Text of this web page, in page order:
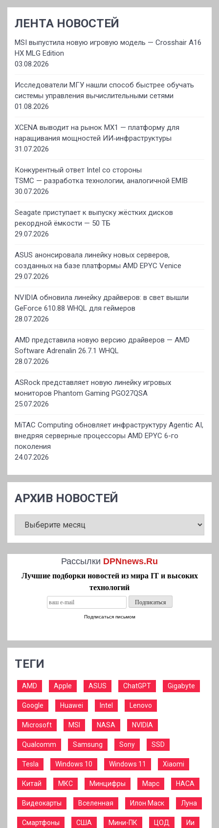
ЛЕНТА НОВОСТЕЙ
MSI выпустила новую игровую модель — Crosshair A16
HX MLG Edition
03.08.2026
Исследователи МГУ нашли способ быстрее обучать
системы управления вычислительными сетями
01.08.2026
XCENA выводит на рынок MX1 — платформу для
наращивания мощностей ИИ‑инфраструктуры
31.07.2026
Конкурентный ответ Intel со стороны
TSMC — разработка технологии, аналогичной EMIB
30.07.2026
Seagate приступает к выпуску жёстких дисков
рекордной ёмкости — 50 ТБ
29.07.2026
ASUS анонсировала линейку новых серверов,
созданных на базе платформы AMD EPYC Venice
29.07.2026
NVIDIA обновила линейку драйверов: в свет вышли
GeForce 610.88 WHQL для геймеров
28.07.2026
AMD представила новую версию драйверов — AMD
Software Adrenalin 26.7.1 WHQL
28.07.2026
ASRock представляет новую линейку игровых
мониторов Phantom Gaming PGO27QSA
25.07.2026
MiTAC Computing обновляет инфраструктуру Agentic AI,
внедряя серверные процессоры AMD EPYC 6-го
поколения
24.07.2026
АРХИВ НОВОСТЕЙ
НОВОСТЕЙ
Рассылки DPNnews.Ru
Лучшие подборки новостей из мира IT и высоких
технологий
Подписаться письмом
ТЕГИ
AMD Apple ASUS ChatGPT Gigabyte
Google Huawei Intel Lenovo
Microsoft MSI NASA NVIDIA
Qualcomm Samsung Sony SSD
Tesla Windows 10 Windows 11 Xiaomi
Китай МКС Минцифры Марс НАСА
Видеокарты Вселенная Илон Маск Луна
Смартфоны США Мини-ПК ЦОД Ии